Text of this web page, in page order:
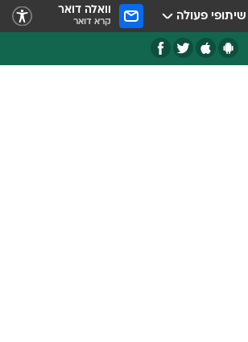
שיתופי פעולה וואלה דואר
קרא דואר